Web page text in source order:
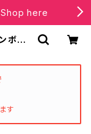
here
ボー
す